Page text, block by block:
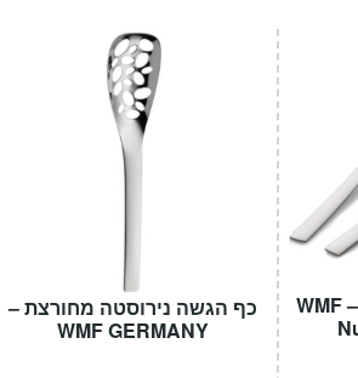
כף הגשה נירוסטה מחורצת –
WMF GERMANY
כפות סלט איכותיות – WMF